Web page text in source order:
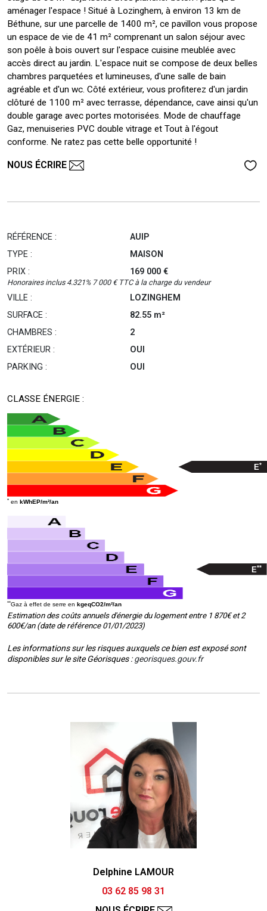
aménager l'espace ! Situé à Lozinghem, à environ 13 km de
Béthune, sur une parcelle de 1400 m², ce pavillon vous propose
un espace de vie de 41 m² comprenant un salon séjour avec
son poêle à bois ouvert sur l'espace cuisine meublée avec
accès direct au jardin. L'espace nuit se compose de deux belles
chambres parquetées et lumineuses, d'une salle de bain
agréable et d'un wc. Côté extérieur, vous profiterez d'un jardin
clôturé de 1100 m² avec terrasse, dépendance, cave ainsi qu'un
double garage avec portes motorisées. Mode de chauffage
Gaz, menuiseries PVC double vitrage et Tout à l'égout
conforme. Ne ratez pas cette belle opportunité !
NOUS ÉCRIRE
RÉFÉRENCE :
AUIP
TYPE :
MAISON
PRIX :
169 000 €
Honoraires inclus 4.321% 7 000 € TTC à la charge du vendeur
VILLE :
LOZINGHEM
SURFACE :
82.55 m²
CHAMBRES :
2
EXTÉRIEUR :
OUI
PARKING :
OUI
CLASSE ÉNERGIE :
E*
* en kWhEP/m²/an
E**
**Gaz à effet de serre en kgeqCO2/m²/an
Estimation des coûts annuels d'énergie du logement entre 1 870€ et 2
600€/an (date de référence 01/01/2023)
Les informations sur les risques auxquels ce bien est exposé sont
disponibles sur le site Géorisques :georisques.gouv.fr
Delphine LAMOUR
03 62 85 98 31